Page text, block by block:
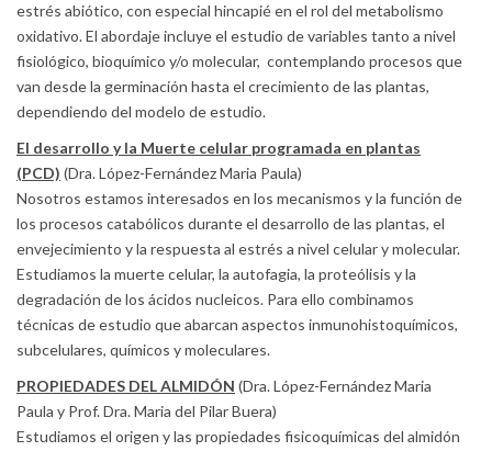
estrés abiótico, con especial hincapié en el rol del metabolismo
oxidativo. El abordaje incluye el estudio de variables tanto a nivel
fisiológico, bioquímico y/o molecular, contemplando procesos que
van desde la germinación hasta el crecimiento de las plantas,
dependiendo del modelo de estudio.
El desarrollo y la Muerte celular programada en plantas
(PCD) (Dra. López-Fernández Maria Paula)
Nosotros estamos interesados ​​en los mecanismos y la función de
los procesos catabólicos durante el desarrollo de las plantas, el
envejecimiento y la respuesta al estrés a nivel celular y molecular.
Estudiamos la muerte celular, la autofagia, la proteólisis y la
degradación de los ácidos nucleicos. Para ello combinamos
técnicas de estudio que abarcan aspectos inmunohistoquímicos,
subcelulares, químicos y moleculares.
PROPIEDADES DEL ALMIDÓN (Dra. López-Fernández Maria
Paula y Prof. Dra. Maria del Pilar Buera)
Estudiamos el origen y las propiedades fisicoquímicas del almidón